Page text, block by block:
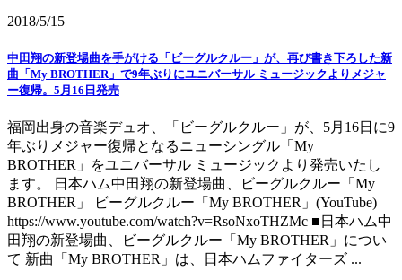
2018/5/15
中田翔の新登場曲を手がける「ビーグルクルー」が、再び書き下ろした新
曲「My BROTHER」で9年ぶりにユニバーサル ミュージックよりメジャ
ー復帰。5月16日発売
福岡出身の音楽デュオ、「ビーグルクルー」が、5月16日に9
年ぶりメジャー復帰となるニューシングル「My
BROTHER」をユニバーサル ミュージックより発売いたし
ます。 日本ハム中田翔の新登場曲、ビーグルクルー「My
BROTHER」 ビーグルクルー「My BROTHER」(YouTube)
https://www.youtube.com/watch?v=RsoNxoTHZMc ■日本ハム中
田翔の新登場曲、ビーグルクルー「My BROTHER」につい
て 新曲「My BROTHER」は、日本ハムファイターズ ...